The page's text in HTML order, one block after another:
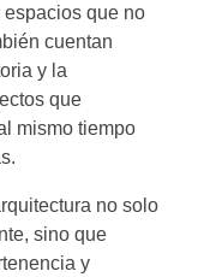
que no
cuentan
y la
que
mismo tiempo
no solo
sino que
y